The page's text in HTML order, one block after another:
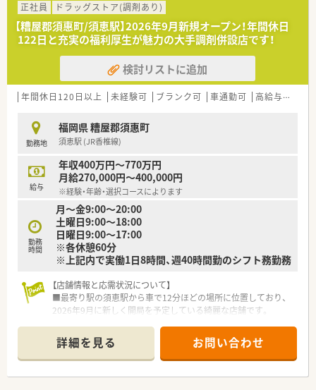
正社員
ドラッグストア(調剤あり)
【糟屋郡須惠町/須恵駅】2026年9月新規オープン！年間休日
122日と充実の福利厚生が魅力の大手調剤併設店です！
検討リストに追加
年間休日120日以上 未経験可 ブランク可 車通勤可 高給与(600万円以上)
勤務地
福岡県 糟屋郡須惠町
須恵駅 (JR香椎線)
給与
年収400万円～770万円
月給270,000円～400,000円
※経験・年齢・選択コースによります
勤務
時間
月～金9:00～20:00
土曜日9:00～18:00
日曜日9:00～17:00
※各休憩60分
※上記内で実働1日8時間、週40時間勤のシフト務勤務
【店舗情報と応需状況について】
■最寄り駅の須恵駅から車で12分ほどの場所に位置しており、
2026年9月に新しく開局を予定している綺麗な店舗です。
療モールからの処方箋にも広く対応していく予定です。
■開局前のため具体的な応需枚数は未定ですが、広範囲の科目に
触れながら地域密着型の店舗として調剤を行っていきます。
詳細を見る お問い合わせ